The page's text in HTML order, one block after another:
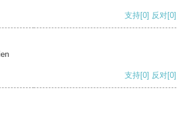
支持[0] 反对[0]
支持[0] 反对[0]